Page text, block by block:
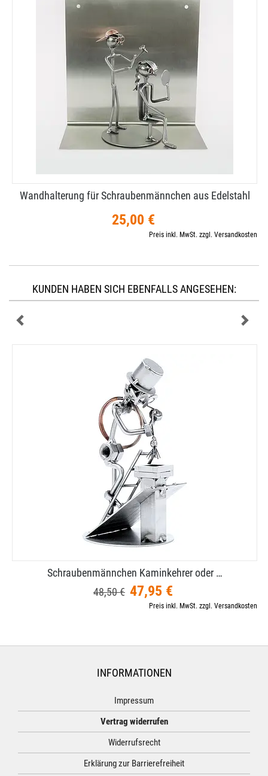
Wandhalterung für Schraubenmännchen aus Edelstahl
25,00 €
Preis inkl. MwSt. zzgl. Versandkosten
KUNDEN HABEN SICH EBENFALLS ANGESEHEN:
Schraubenmännchen Kaminkehrer oder …
48,50 € 47,95 €
Preis inkl. MwSt. zzgl. Versandkosten
INFORMATIONEN
Impressum
Vertrag widerrufen
Widerrufsrecht
Erklärung zur Barrierefreiheit